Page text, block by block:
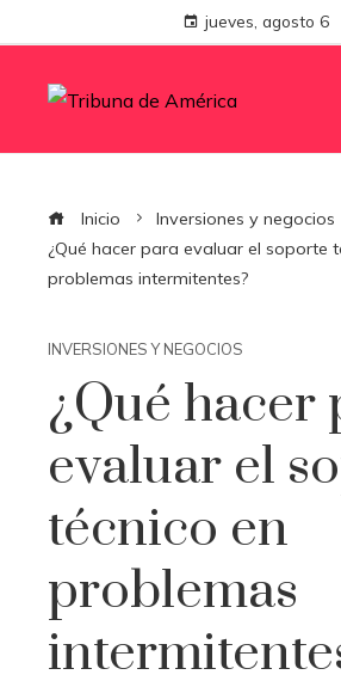
jueves, agosto 6
Inicio
Inversiones y negocios
¿Qué hacer para evaluar el soporte
problemas intermitentes?
INVERSIONES Y NEGOCIOS
¿Qué hacer
evaluar el
técnico en
problemas